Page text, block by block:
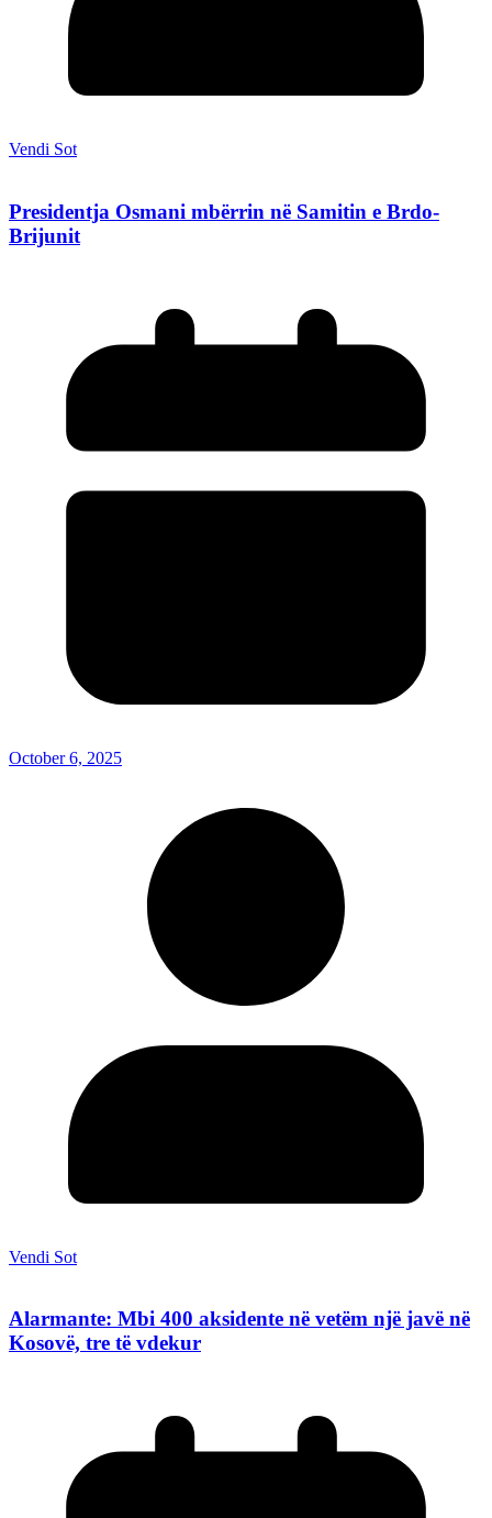
Vendi Sot
Presidentja Osmani mbërrin në Samitin e Brdo-
Brijunit
October 6, 2025
Vendi Sot
Alarmante: Mbi 400 aksidente në vetëm një javë në
Kosovë, tre të vdekur